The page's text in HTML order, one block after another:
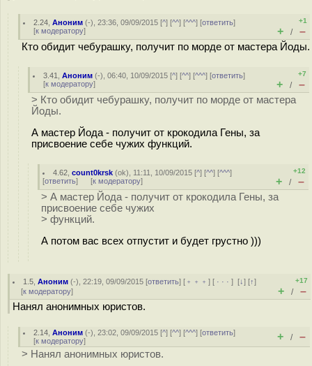
2.24 ,Аноним (-), 23:36, 09/09/2015 [^] [^^] [^^^] [ответить]
[к модератору]
+1
+ / –
Кто обидит чебурашку, получит по морде от мастера Йоды.
3.41 ,Аноним (-), 06:40, 10/09/2015 [^] [^^] [^^^] [ответить]
[к модератору]
+7
+ / –
> Кто обидит чебурашку, получит по морде от мастера
Йоды.
А мастер Йода - получит от крокодила Гены, за
присвоение себе чужих функций.
4.62 ,count0krsk (ok), 11:11, 10/09/2015 [^] [^^] [^^^]
[ответить] [к модератору]
+12
+ / –
> А мастер Йода - получит от крокодила Гены, за
присвоение себе чужих
> функций.
А потом вас всех отпустит и будет грустно )))
1.5 ,Аноним (-), 22:19, 09/09/2015 [ответить] [ ﹢﹢﹢] [ · · ·][↓] [↑]
[к модератору]
+17
+ / –
Нанял анонимных юристов.
2.14 ,Аноним (-), 23:02, 09/09/2015 [^] [^^] [^^^] [ответить]
[к модератору] + / –
> Нанял анонимных юристов.